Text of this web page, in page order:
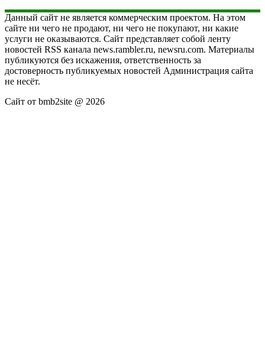
Данный сайт не является коммерческим проектом. На этом
сайте ни чего не продают, ни чего не покупают, ни какие
услуги не оказываются. Сайт представляет собой ленту
новостей RSS канала news.rambler.ru, newsru.com. Материалы
публикуются без искажения, ответственность за
достоверность публикуемых новостей Администрация сайта
не несёт.
Сайт от bmb2site @ 2026